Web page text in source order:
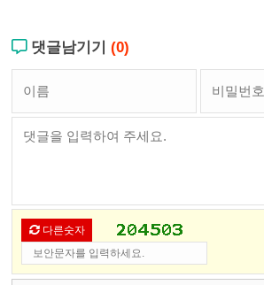
댓글남기기(0)
다른숫자